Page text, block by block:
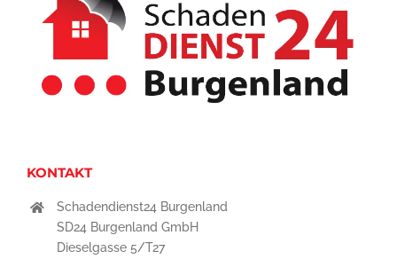
KONTAKT
Schadendienst24 Burgenland
SD24 Burgenland GmbH
Dieselgasse 5/T27